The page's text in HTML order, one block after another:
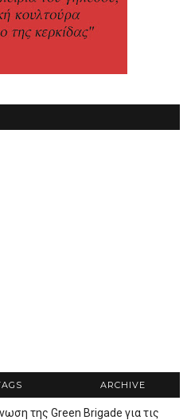
ARCHIVE
της Green Brigade για τις